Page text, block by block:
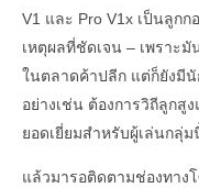
V1 และ Pro V1x เป็นลูก
เหตุผลที่ชัดเจน – เพราะ
ในตลาดค้าปลีก แต่ก็ยังมี
อย่างเช่น ต้องการวิถีลูกสู
ยอดเยี่ยมสำหรับผู้เล่นกลุ่ม
แล้วมารอติดตามช่องทาง